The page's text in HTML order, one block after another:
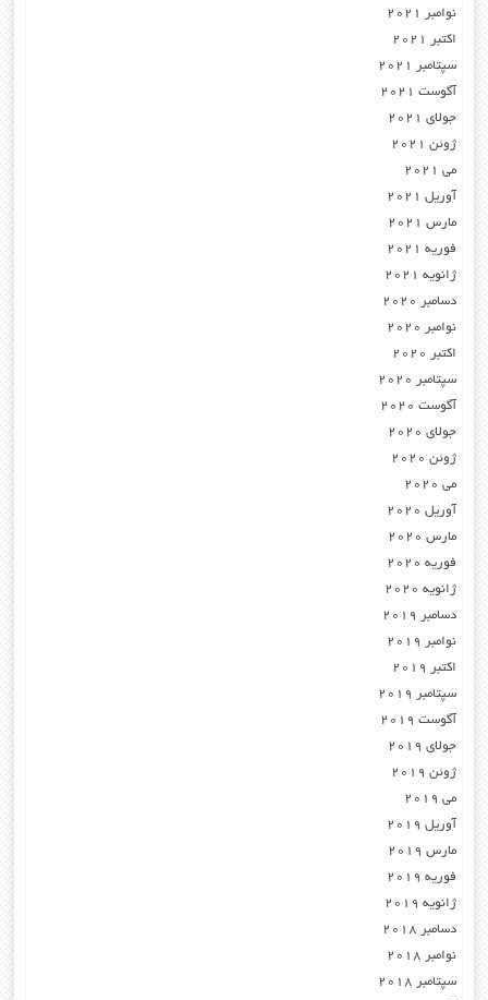
نوامبر 2021
اکتبر 2021
سپتامبر 2021
آگوست 2021
جولای 2021
ژوئن 2021
می 2021
آوریل 2021
مارس 2021
فوریه 2021
ژانویه 2021
دسامبر 2020
نوامبر 2020
اکتبر 2020
سپتامبر 2020
آگوست 2020
جولای 2020
ژوئن 2020
می 2020
آوریل 2020
مارس 2020
فوریه 2020
ژانویه 2020
دسامبر 2019
نوامبر 2019
اکتبر 2019
سپتامبر 2019
آگوست 2019
جولای 2019
ژوئن 2019
می 2019
آوریل 2019
مارس 2019
فوریه 2019
ژانویه 2019
دسامبر 2018
نوامبر 2018
سپتامبر 2018